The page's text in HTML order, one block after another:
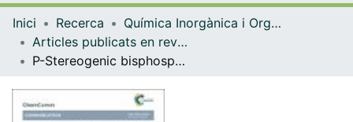
Navega per tot el DD
Inici Recerca
Química Inorgànica i Orgànica
Articles publicats en revistes (Química Inorgànica i Orgànica)
P-Stereogenic bisphosphines with a hydrazine backbone: from N-N atropoisomerism to double nitrogen inversion